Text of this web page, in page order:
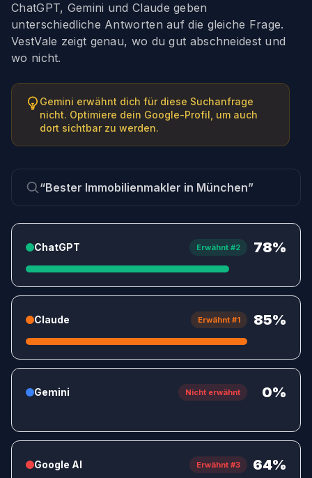
ChatGPT, Gemini und Claude geben
unterschiedliche Antworten auf die gleiche Frage.
VestVale zeigt genau, wo du gut abschneidest und
wo nicht.
Gemini erwähnt dich für diese Suchanfrage
nicht. Optimiere dein Google-Profil, um auch
dort sichtbar zu werden.
“Bester Immobilienmakler in München”
ChatGPT Erwähnt #2 78%
Claude Erwähnt #1 85%
Gemini Nicht erwähnt 0%
Google AI Erwähnt #3 64%